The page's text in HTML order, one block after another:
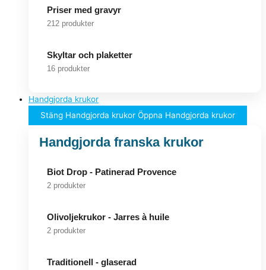
Priser med gravyr
212 produkter
Skyltar och plaketter
16 produkter
Handgjorda krukor
Stäng Handgjorda krukor Öppna Handgjorda krukor
Handgjorda franska krukor
Biot Drop - Patinerad Provence
2 produkter
Olivoljekrukor - Jarres à huile
2 produkter
Traditionell - glaserad